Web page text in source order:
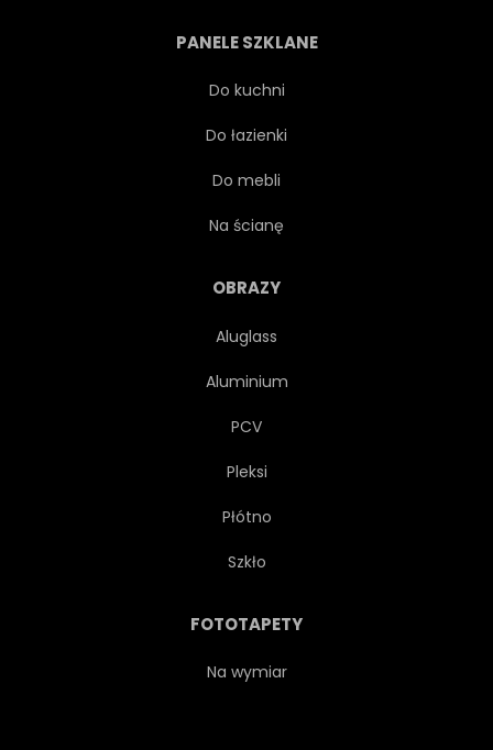
OTACZAJĄCEGO
DZIEŃ
PANELE SZKLANE
Do kuchni
Do łazienki
Do mebli
Na ścianę
OBRAZY
Aluglass
Aluminium
PCV
Pleksi
Płótno
Szkło
FOTOTAPETY
Na wymiar